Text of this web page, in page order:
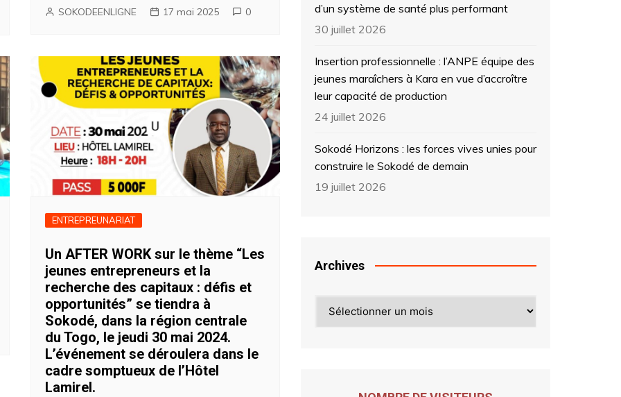
SOKODEENLIGNE 17 mai 2025 0
ENTREPREUNARIAT
Un AFTER WORK sur le thème “Les
jeunes entrepreneurs et la
recherche des capitaux : défis et
opportunités” se tiendra à
Sokodé, dans la région centrale
du Togo, le jeudi 30 mai 2024.
L’événement se déroulera dans le
cadre somptueux de l’Hôtel
Lamirel.
d’un système de santé plus performant
30 juillet 2026
Insertion professionnelle : l’ANPE équipe des
jeunes maraîchers à Kara en vue d’accroître
leur capacité de production
24 juillet 2026
Sokodé Horizons : les forces vives unies pour
construire le Sokodé de demain
19 juillet 2026
Archives